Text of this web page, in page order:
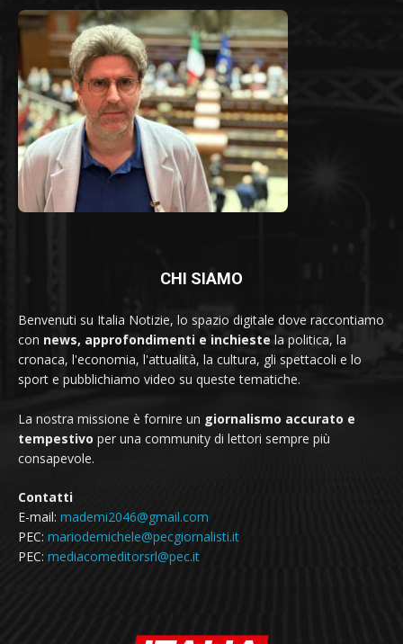
CHI SIAMO
Benvenuti su Italia Notizie, lo spazio digitale dove raccontiamo
con news, approfondimenti e inchieste la politica, la
cronaca, l'economia, l'attualità, la cultura, gli spettacoli e lo
sport e pubblichiamo video su queste tematiche.
La nostra missione è fornire un giornalismo accurato e
tempestivo per una community di lettori sempre più
consapevole.
Contatti
E-mail: mademi2046@gmail.com
PEC: mariodemichele@pecgiornalisti.it
PEC: mediacomeditorsrl@pec.it